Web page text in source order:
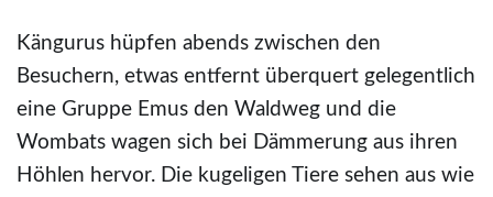
Kängurus hüpfen abends zwischen den
Besuchern, etwas entfernt überquert gelegentlich
eine Gruppe Emus den Waldweg und die
Wombats wagen sich bei Dämmerung aus ihren
Höhlen hervor. Die kugeligen Tiere sehen aus wie